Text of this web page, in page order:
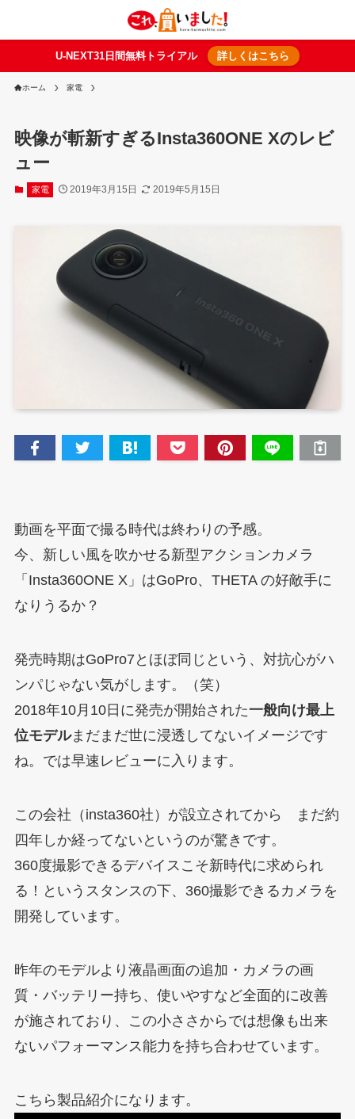
U-NEXT31日間無料トライアル 詳しくはこちら
ホーム 家電
映像が斬新すぎるInsta360ONE Xのレビ
ュー
家電 2019年3月15日 2019年5月15日
動画を平面で撮る時代は終わりの予感。
今、新しい風を吹かせる新型アクションカメラ
「Insta360ONE X」はGoPro、THETA の好敵手に
なりうるか？
発売時期はGoPro7とほぼ同じという、対抗心がハ
ンパじゃない気がします。（笑）
2018年10月10日に発売が開始された一般向け最上
位モデルまだまだ世に浸透してないイメージです
ね。では早速レビューに入ります。
この会社（insta360社）が設立されてから まだ約
四年しか経ってないというのが驚きです。
360度撮影できるデバイスこそ新時代に求められ
る！というスタンスの下、360撮影できるカメラを
開発しています。
昨年のモデルより液晶画面の追加・カメラの画
質・バッテリー持ち、使いやすなど全面的に改善
が施されており、この小ささからでは想像も出来
ないパフォーマンス能力を持ち合わせています。
こちら製品紹介になります。